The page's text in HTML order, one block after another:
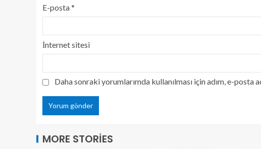
E-posta*
İnternet sitesi
Daha sonraki yorumlarımda kullanılması için adım, e-
MORE STORIES